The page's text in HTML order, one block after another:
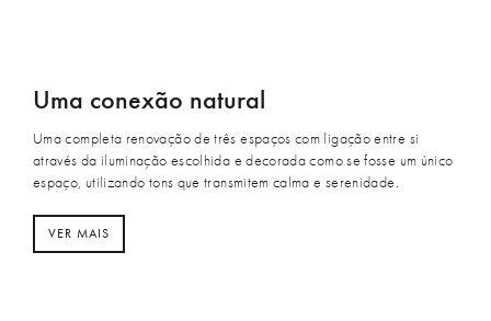
Uma conexão natural
Uma completa renovação de três espaços com ligação entre si
através da iluminação escolhida e decorada como se fosse um único
espaço, utilizando tons que transmitem calma e serenidade.
VER MAIS